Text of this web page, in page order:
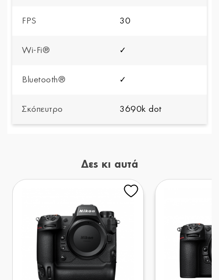
FPS 30
Wi-Fi® ✓
Bluetooth® ✓
Σκόπευτρο 3690k dot
Δες κι αυτά